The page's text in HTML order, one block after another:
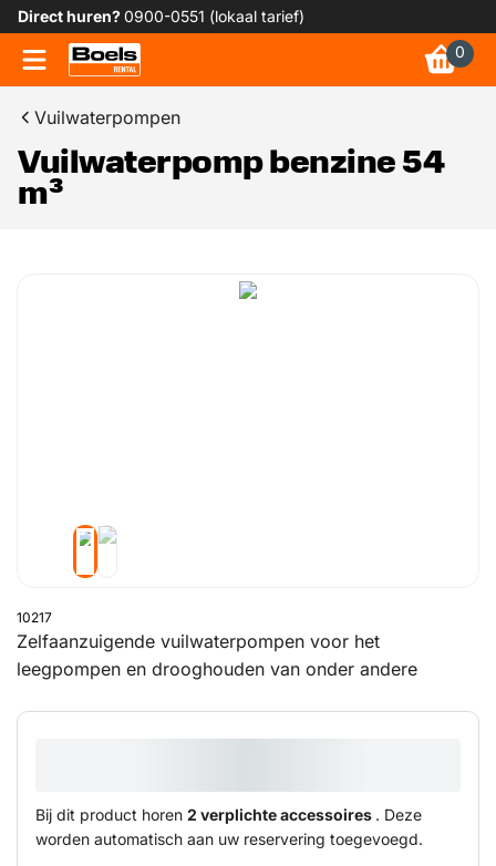
Direct huren?0900-0551 (lokaal tarief)
0
Vuilwaterpompen
Vuilwaterpomp benzine 54
m³
10217
Zelfaanzuigende vuilwaterpompen voor het
leegpompen en drooghouden van onder andere
Bij dit product horen 2 verplichte accessoires . Deze
worden automatisch aan uw reservering toegevoegd.